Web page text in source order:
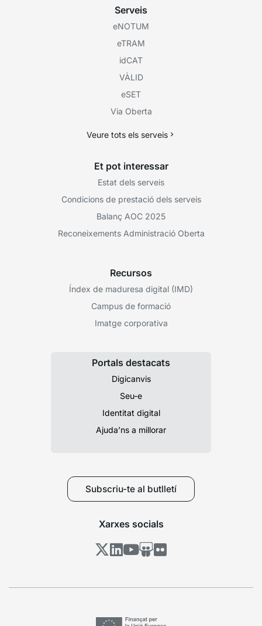
Serveis
eNOTUM
eTRAM
idCAT
VÀLID
eSET
Via Oberta
Veure tots els serveis
Et pot interessar
Estat dels serveis
Condicions de prestació dels serveis
Balanç AOC 2025
Reconeixements Administració Oberta
Recursos
Índex de maduresa digital (IMD)
Campus de formació
Imatge corporativa
Portals destacats
Digicanvis
Seu-e
Identitat digital
Ajuda’ns a millorar
Subscriu-te al butlletí
Xarxes socials